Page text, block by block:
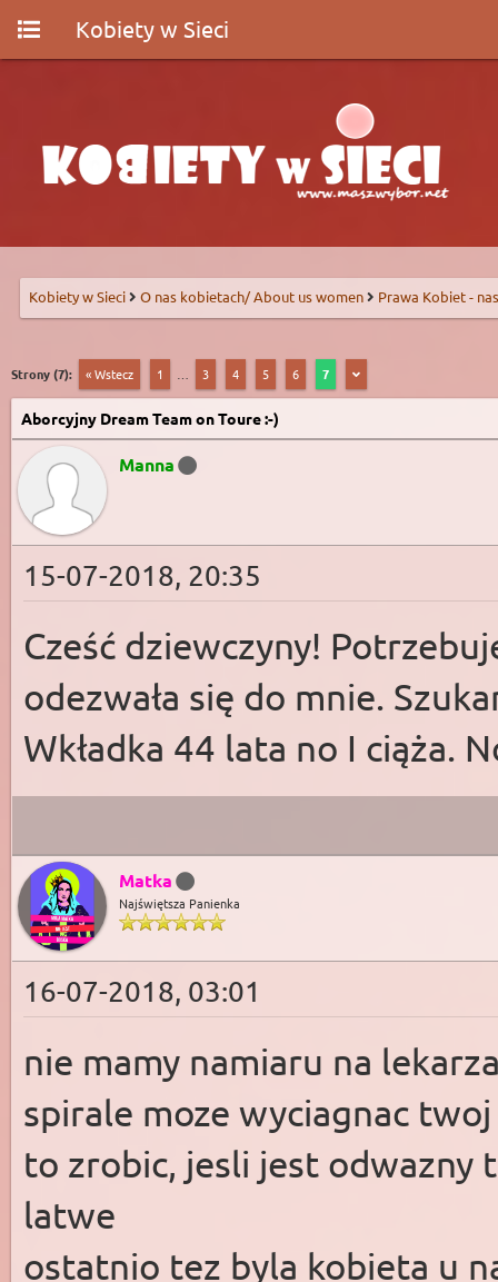
Kobiety w Sieci
Kobiety w Sieci O nas kobietach/ About us women Prawa Kobiet -
Strony (7): « Wstecz 1 3 4 5 6 7
Aborcyjny Dream Team on Toure :-)
Manna
15-07-2018, 20:35
Cześć dziewczyny!
odezwała się do mnie.
Wkładka 44 lata no I ciąża.
Matka
Najświętsza Panienka
16-07-2018, 03:01
nie mamy namiaru na
spirale moze wyciagnac
to zrobic, jesli jest odwazny
latwe
ostatnio tez byla kobieta u